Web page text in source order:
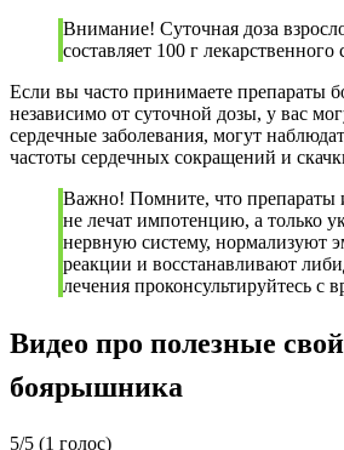
Внимание! Суточная доза
составляет 100 г лекарственного
Если вы часто принимаете препараты
независимо от суточной дозы, у вас
сердечные заболевания, могут
частоты сердечных сокращений и
Важно! Помните, что препараты
не лечат импотенцию, а только
нервную систему, нормализуют
реакции и восстанавливают
лечения проконсультируйтесь с
Видео про полезные
боярышника
5/5 (1 голос)